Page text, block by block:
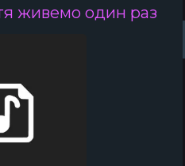
живемо один раз